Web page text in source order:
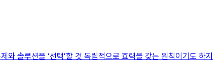
솔루션을 ‘선택’할 것 독립적으로 효력을 갖는 원칙이기도 하지